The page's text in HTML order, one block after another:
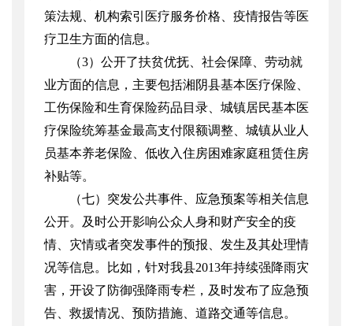
策法规、机构索引医疗服务价格、疫情报告等医
疗卫生方面的信息。
（3）公开了扶贫优抚、社会保障、劳动就
业方面的信息，主要包括湘阴县基本医疗保险、
工伤保险和生育保险药品目录、城镇居民基本医
疗保险统筹基金最高支付限额调整、城镇从业人
员基本养老保险、低收入住房困难家庭租赁住房
补贴等。
（七）突发公共事件、应急预案等相关信息
公开。及时公开影响公众人身和财产安全的疫
情、灾情或者突发事件的预报、发生及其处理情
况等信息。比如，针对我县2013年持续强降雨灾
害，开设了防御强降雨专栏，及时发布了应急预
告、救援情况、预防措施、道路交通等信息。